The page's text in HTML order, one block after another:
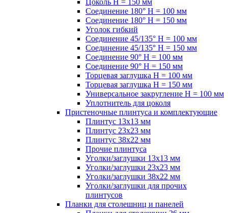
Соединение 180° H = 100 мм
Соединение 180° H = 150 мм
Уголок гибкий
Соединение 45/135° H = 100 мм
Соединение 45/135° H = 150 мм
Соединение 90° H = 100 мм
Соединение 90° H = 150 мм
Торцевая заглушка H = 100 мм
Торцевая заглушка H = 150 мм
Универсальное закругление H = 100 мм
Уплотнитель для цоколя
Пристеночные плинтуса и комплектующие
Плинтус 13х13 мм
Плинтус 23х23 мм
Плинтус 38х22 мм
Прочие плинтуса
Уголки/заглушки 13х13 мм
Уголки/заглушки 23х23 мм
Уголки/заглушки 38х22 мм
Уголки/заглушки для прочих
плинтусов
Планки для столешниц и панелей